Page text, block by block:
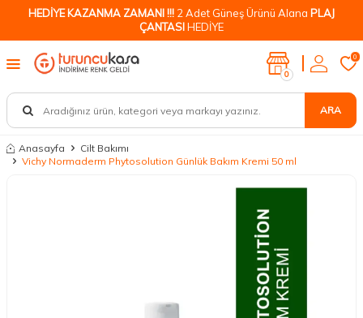
HEDİYE KAZANMA ZAMANI !!! 2 Adet Güneş Ürünü Alana PLAJ
ÇANTASIHEDİYE
ARA
0
0
Anasayfa
Cilt Bakımı
Vichy Normaderm Phytosolution Günlük Bakım Kremi 50 ml